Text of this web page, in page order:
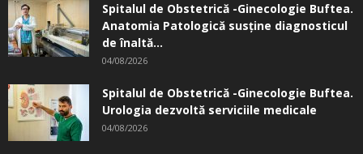
Spitalul de Obstetrică -Ginecologie Buftea.
Anatomia Patologică susţine diagnosticul
de înaltă...
04/08/2026
Spitalul de Obstetrică -Ginecologie Buftea.
Urologia dezvoltă serviciile medicale
04/08/2026